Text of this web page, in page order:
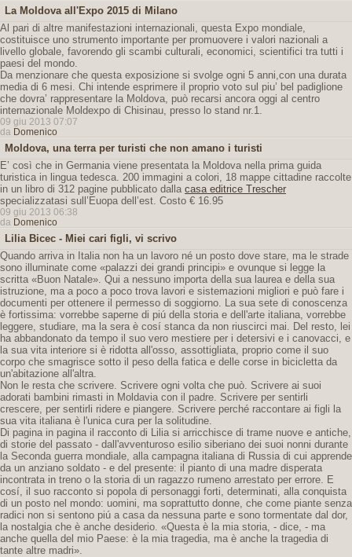
La Moldova all'Expo 2015 di Milano
Al pari di altre manifestazioni internazionali, questa Expo mondiale,
costituisce uno strumento importante per promuovere i valori nazionali a
livello globale, favorendo gli scambi culturali, economici, scientifici tra tutti i
paesi del mondo.
Da menzionare che questa exposizione si svolge ogni 5 anni,con una durata
media di 6 mesi. Chi intende esprimere il proprio voto sul piu’ bel padiglione
che dovra’ rappresentare la Moldova, può recarsi ancora oggi al centro
internazionale Moldexpo di Chisinau, presso lo stand nr.1.
09 giu 2013 07:07
da Domenico
Moldova, una terra per turisti che non amano i turisti
E’ così che in Germania viene presentata la Moldova nella prima guida
turistica in lingua tedesca. 200 immagini a colori, 18 mappe cittadine raccolte
in un libro di 312 pagine pubblicato dalla casa editrice Trescher
specializzatasi sull’Euopa dell’est. Costo € 16.95
09 giu 2013 06:38
da Domenico
Lilia Bicec - Miei cari figli, vi scrivo
Quando arriva in Italia non ha un lavoro né un posto dove stare, ma le strade
sono illuminate come «palazzi dei grandi principi» e ovunque si legge la
scritta «Buon Natale». Qui a nessuno importa della sua laurea e della sua
istruzione, ma a poco a poco trova lavori e sistemazioni migliori e può fare i
documenti per ottenere il permesso di soggiorno. La sua sete di conoscenza
è fortissima: vorrebbe saperne di piú della storia e dell'arte italiana, vorrebbe
leggere, studiare, ma la sera è cosí stanca da non riuscirci mai. Del resto, lei
ha abbandonato da tempo il suo vero mestiere per i detersivi e i canovacci, e
la sua vita interiore si è ridotta all'osso, assottigliata, proprio come il suo
corpo che smagrisce sotto il peso della fatica e delle corse in bicicletta da
un'abitazione all'altra.
Non le resta che scrivere. Scrivere ogni volta che può. Scrivere ai suoi
adorati bambini rimasti in Moldavia con il padre. Scrivere per sentirli
crescere, per sentirli ridere e piangere. Scrivere perché raccontare ai figli la
sua vita italiana è l'unica cura per la solitudine.
Di pagina in pagina il racconto di Lilia si arricchisce di trame nuove e antiche,
di storie del passato - dall'avventuroso esilio siberiano dei suoi nonni durante
la Seconda guerra mondiale, alla campagna italiana di Russia di cui apprende
da un anziano soldato - e del presente: il pianto di una madre disperata
incontrata in treno o la storia di un ragazzo rumeno arrestato per errore. E
cosí, il suo racconto si popola di personaggi forti, determinati, alla conquista
di un posto nel mondo: uomini, ma soprattutto donne, che come piante senza
radici non si sentono piú a casa da nessuna parte e sono tormentate dal dor,
la nostalgia che è anche desiderio. «Questa è la mia storia, - dice, - ma
anche quella del mio Paese: è la mia tragedia, ma è anche la tragedia di
tante altre madri».